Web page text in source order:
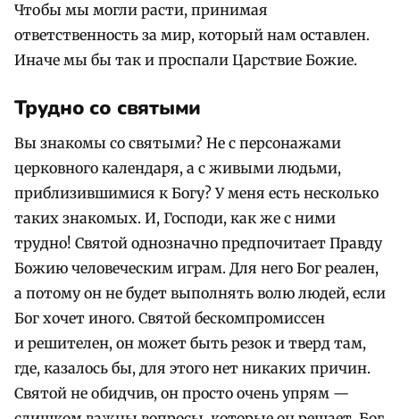
Чтобы мы могли расти, принимая
ответственность за мир, который нам оставлен.
Иначе мы бы так и проспали Царствие Божие.
Трудно со святыми
Вы знакомы со святыми? Не с персонажами
церковного календаря, а с живыми людьми,
приблизившимися к Богу? У меня есть несколько
таких знакомых. И, Господи, как же с ними
трудно! Святой однозначно предпочитает Правду
Божию человеческим играм. Для него Бог реален,
а потому он не будет выполнять волю людей, если
Бог хочет иного. Святой бескомпромиссен
и решителен, он может быть резок и тверд там,
где, казалось бы, для этого нет никаких причин.
Святой не обидчив, он просто очень упрям —